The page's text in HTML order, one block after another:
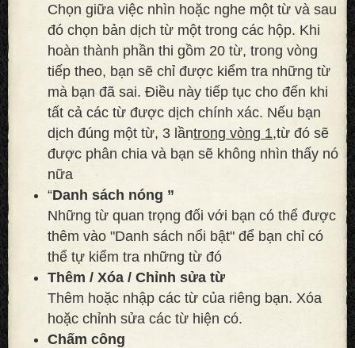
Chọn giữa việc nhìn hoặc nghe một từ và sau
đó chọn bản dịch từ một trong các hộp. Khi
hoàn thành phần thi gồm 20 từ, trong vòng
tiếp theo, bạn sẽ chỉ được kiểm tra những từ
mà bạn đã sai. Điều này tiếp tục cho đến khi
tất cả các từ được dịch chính xác. Nếu bạn
dịch đúng một từ, 3 lầntrong vòng 1,từ đó sẽ
được phân chia và bạn sẽ không nhìn thấy nó
nữa
“Danh sách nóng ”
Những từ quan trọng đối với bạn có thể được
thêm vào "Danh sách nổi bật" để bạn chỉ có
thể tự kiểm tra những từ đó
Thêm / Xóa / Chỉnh sửa từ
Thêm hoặc nhập các từ của riêng bạn. Xóa
hoặc chỉnh sửa các từ hiện có.
Chấm công